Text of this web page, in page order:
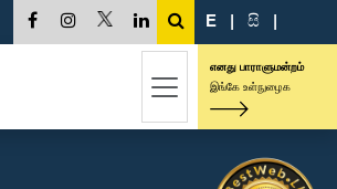
E | සි |
எனது பாராளுமன்றம்
இங்கே உள்நுழைக